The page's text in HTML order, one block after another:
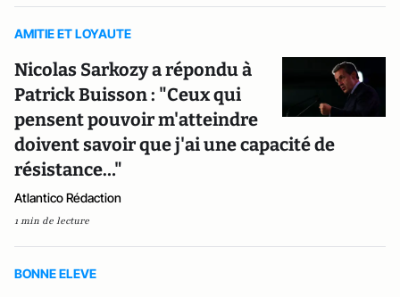
AMITIE ET LOYAUTE
Nicolas Sarkozy a répondu à
Patrick Buisson : "Ceux qui
pensent pouvoir m'atteindre
doivent savoir que j'ai une capacité de
résistance…"
Atlantico Rédaction
1 min de lecture
BONNE ELEVE